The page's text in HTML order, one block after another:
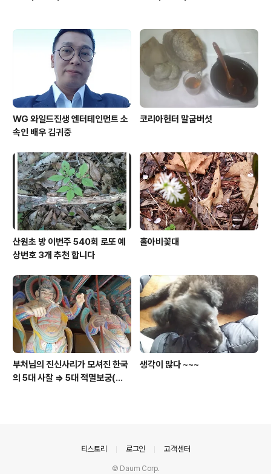
WG 와일드진생 엔터테인먼트 소
속인 배우 김귀중
코리아헌터 말굽버섯
산원초 방 이번주 540회 로또 예
상번호 3개 추천 합니다
홀아비꽃대
부처님의 진신사리가 모셔진 한국
의 5대 사찰 => 5대 적멸보궁(寂
생각이 많다 ~~~
티스토리 로그인 고객센터
© Daum Corp.